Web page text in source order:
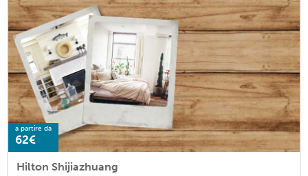
a partire da
62€
Hilton Shijiazhuang